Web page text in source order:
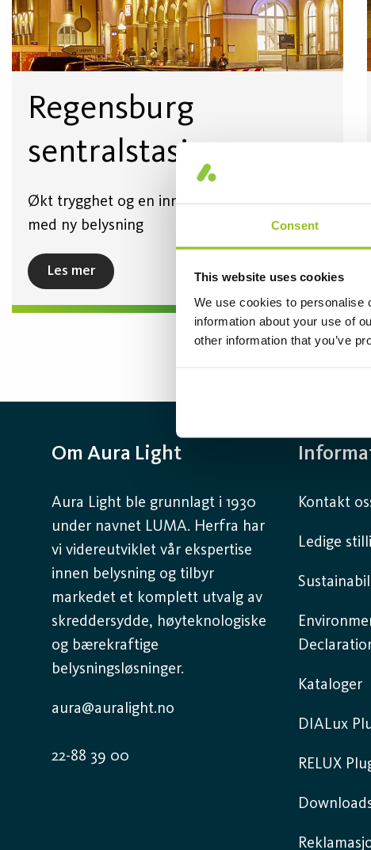
Consent
This website uses cookies
We use cookies to personalise
information about your use of
other information that you’ve
Regensburg
sentralstasjon
Økt trygghet og en innbydende atmosfære
med ny belysning
Les mer
Om Aura Light
Aura Light ble grunnlagt i 1930
under navnet LUMA. Herfra har
vi videreutviklet vår ekspertise
innen belysning og tilbyr
markedet et komplett utvalg av
skreddersydde, høyteknologiske
og bærekraftige
belysningsløsninger.
aura@auralight.no
22-88 39 00
Kontakt
Ledige
Kataloger
DIALux
RELUX